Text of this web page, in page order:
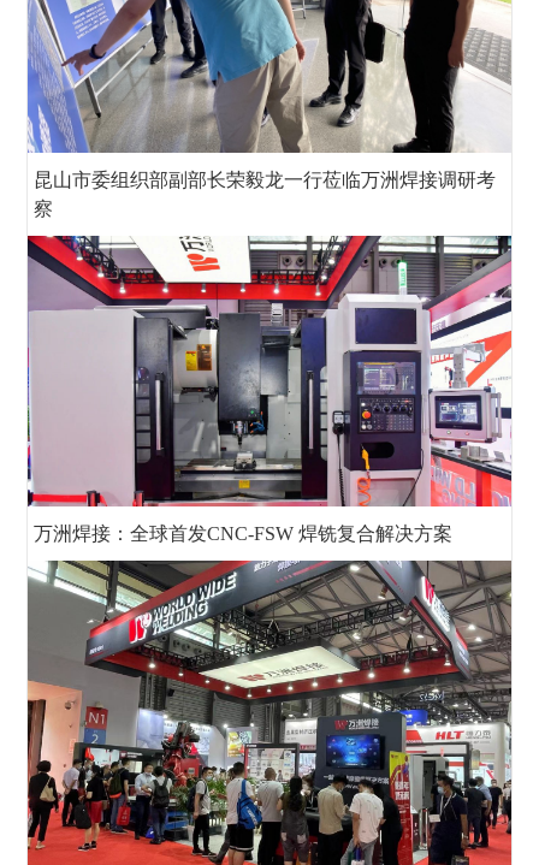
昆山市委组织部副部长荣毅龙一行莅临万洲焊接调研考
察
万洲焊接：全球首发CNC-FSW 焊铣复合解决方案